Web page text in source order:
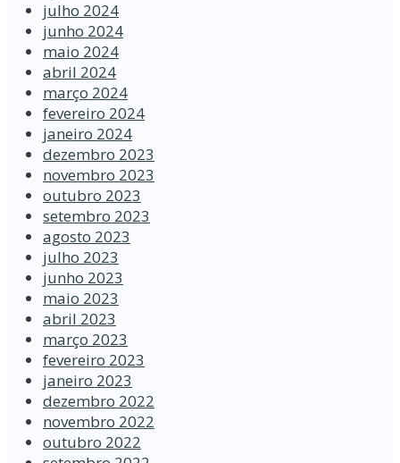
julho 2024
junho 2024
maio 2024
abril 2024
março 2024
fevereiro 2024
janeiro 2024
dezembro 2023
novembro 2023
outubro 2023
setembro 2023
agosto 2023
julho 2023
junho 2023
maio 2023
abril 2023
março 2023
fevereiro 2023
janeiro 2023
dezembro 2022
novembro 2022
outubro 2022